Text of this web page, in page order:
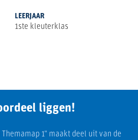
LEERJAAR
1ste kleuterklas
liggen!
1" maakt deel uit van de